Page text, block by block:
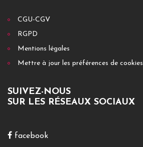
CGU-CGV
RGPD
Mentions légales
Mettre à jour les préférences de cookies
SUIVEZ-NOUS
SUR LES RÉSEAUX SOCIAUX
facebook